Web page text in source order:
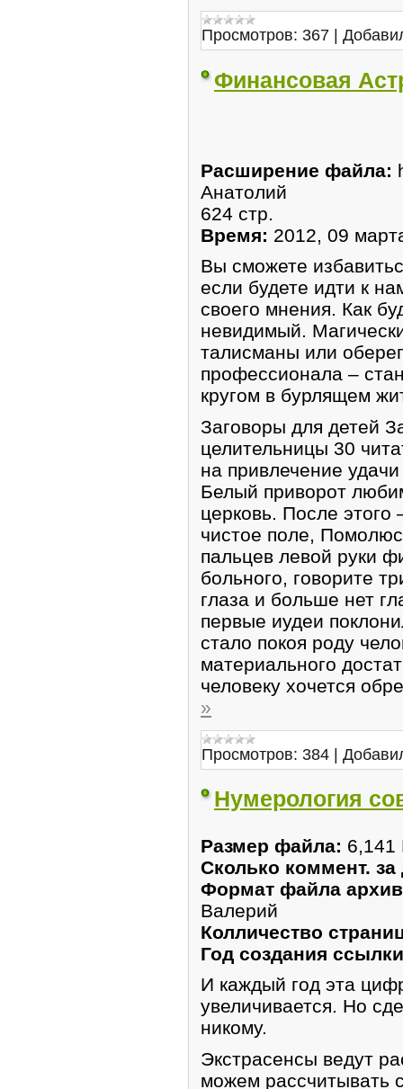
Просмотров: 367 |
Финансовая
Расширение файла:
Анатолий
624 стр.
Время: 2012, 09
Вы сможете
если будете идти к
своего мнения. Как
невидимый.
талисманы или
профессионала –
кругом в бурлящем
Заговоры для детей
целительницы 30
на привлечение
Белый приворот
церковь. После
чистое поле,
пальцев левой руки
больного, говорите
глаза и больше нет
первые иудеи
стало покоя роду
материального
человеку хочется
»
Просмотров: 384 |
Нумерология
Размер файла: 6,141
Сколько коммент.
Формат файла
Валерий
Колличество
Год создания
И каждый год эта
увеличивается. Но
никому.
Экстрасенсы ведут
можем рассчитывать